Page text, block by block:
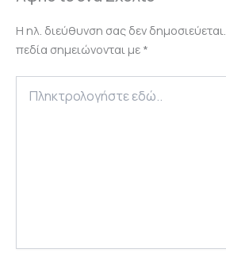
Η ηλ. διεύθυνση σας δεν δημοσιεύεται.
πεδία σημειώνονται με *
εδώ..